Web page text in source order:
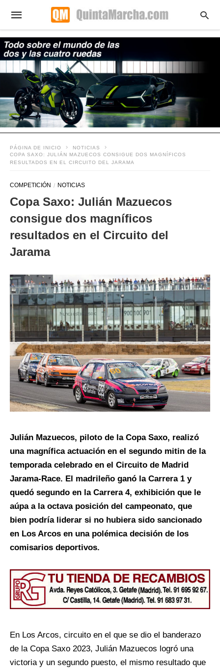
PÁGINA DE INICIO
NOTICIAS
COPA SAXO: JULIÁN MAZUECOS CONSIGUE DOS MAGNÍFICOS
RESULTADOS EN EL CIRCUITO DEL JARAMA
COMPETICIÓN NOTICIAS
Copa Saxo: Julián Mazuecos
consigue dos magníficos
resultados en el Circuito del
Jarama
Julián Mazuecos, piloto de la Copa Saxo, realizó
una magnífica actuación en el segundo mitin de la
temporada celebrado en el Circuito de Madrid
Jarama-Race. El madrileño ganó la Carrera 1 y
quedó segundo en la Carrera 4, exhibición que le
aúpa a la octava posición del campeonato, que
bien podría liderar si no hubiera sido sancionado
en Los Arcos en una polémica decisión de los
comisarios deportivos.
En Los Arcos, circuito en el que se dio el banderazo
de la Copa Saxo 2023, Julián Mazuecos logró una
victoria y un segundo puesto, el mismo resultado que